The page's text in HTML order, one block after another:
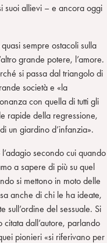
suoi allievi – e ancora oggi
sempre ostacoli sulla
grande potere, l’amore.
si passa dal triangolo di
società e «la
con quella di tutti gli
rapide della regressione,
un giardino d’infanzia».
secondo cui quando
a sapere di più su quel
si mettono in moto delle
anche di chi le ha ideate,
sull’ordine del sessuale. Si
dall’autore, parlando
pionieri «si riferivano per